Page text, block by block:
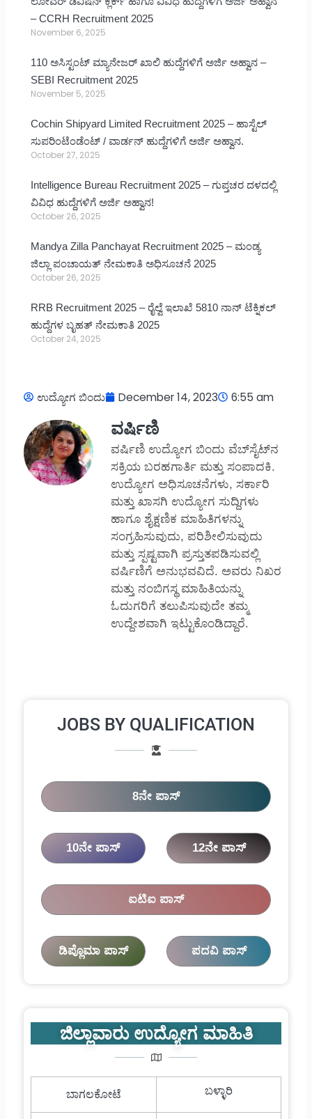
– CCRH Recruitment 2025
November 6, 2025
110 ಅಸಿಸ್ಟಂಟ್ ಮ್ಯಾನೇಜರ್ ಖಾಲಿ ಹುದ್ದೆಗಳಿಗೆ ಅರ್ಜಿ ಅಹ್ವಾನ –
SEBI Recruitment 2025
November 5, 2025
Cochin Shipyard Limited Recruitment 2025 – ಹಾಸ್ಟೆಲ್
ಸುಪರಿಂಟೆಂಡೆಂಟ್ / ವಾರ್ಡನ್ ಹುದ್ದೆಗಳಿಗೆ ಅರ್ಜಿ ಅಹ್ವಾನ.
October 27, 2025
Intelligence Bureau Recruitment 2025 – ಗುಪ್ತಚರ ದಳದಲ್ಲಿ
ವಿವಿಧ ಹುದ್ದೆಗಳಿಗೆ ಅರ್ಜಿ ಅಹ್ವಾನ!
October 26, 2025
Mandya Zilla Panchayat Recruitment 2025 – ಮಂಡ್ಯ
ಜಿಲ್ಲಾ ಪಂಚಾಯತ್ ನೇಮಕಾತಿ ಅಧಿಸೂಚನೆ 2025
October 26, 2025
RRB Recruitment 2025 – ರೈಲ್ವೆ ಇಲಾಖೆ 5810 ನಾನ್ ಟೆಕ್ನಿಕಲ್
ಹುದ್ದೆಗಳ ಬೃಹತ್ ನೇಮಕಾತಿ 2025
October 24, 2025
ಉದ್ಯೋಗ ಬಿಂದು December 14, 2023 6:55 am
ವರ್ಷಿಣಿ
ವರ್ಷಿಣಿ ಉದ್ಯೋಗ ಬಿಂದು ವೆಬ್‌ಸೈಟ್‌ನ
ಸಕ್ರಿಯ ಬರಹಗಾರ್ತಿ ಮತ್ತು ಸಂಪಾದಕಿ.
ಉದ್ಯೋಗ ಅಧಿಸೂಚನೆಗಳು, ಸರ್ಕಾರಿ
ಮತ್ತು ಖಾಸಗಿ ಉದ್ಯೋಗ ಸುದ್ದಿಗಳು
ಹಾಗೂ ಶೈಕ್ಷಣಿಕ ಮಾಹಿತಿಗಳನ್ನು
ಸಂಗ್ರಹಿಸುವುದು, ಪರಿಶೀಲಿಸುವುದು
ಮತ್ತು ಸ್ಪಷ್ಟವಾಗಿ ಪ್ರಸ್ತುತಪಡಿಸುವಲ್ಲಿ
ವರ್ಷಿಣಿಗೆ ಅನುಭವವಿದೆ. ಅವರು ನಿಖರ
ಮತ್ತು ನಂಬಿಗಸ್ಥ ಮಾಹಿತಿಯನ್ನು
ಓದುಗರಿಗೆ ತಲುಪಿಸುವುದೇ ತಮ್ಮ
ಉದ್ದೇಶವಾಗಿ ಇಟ್ಟುಕೊಂಡಿದ್ದಾರೆ.
JOBS BY QUALIFICATION
8ನೇ ಪಾಸ್
10ನೇ ಪಾಸ್ 12ನೇ ಪಾಸ್
ಐಟಿಐ ಪಾಸ್
ಡಿಪ್ಲೊಮಾ ಪಾಸ್ ಪದವಿ ಪಾಸ್
ಜಿಲ್ಲಾವಾರು ಉದ್ಯೋಗ ಮಾಹಿತಿ
ಬಾಗಲಕೋಟೆ ಬಳ್ಳಾರಿ